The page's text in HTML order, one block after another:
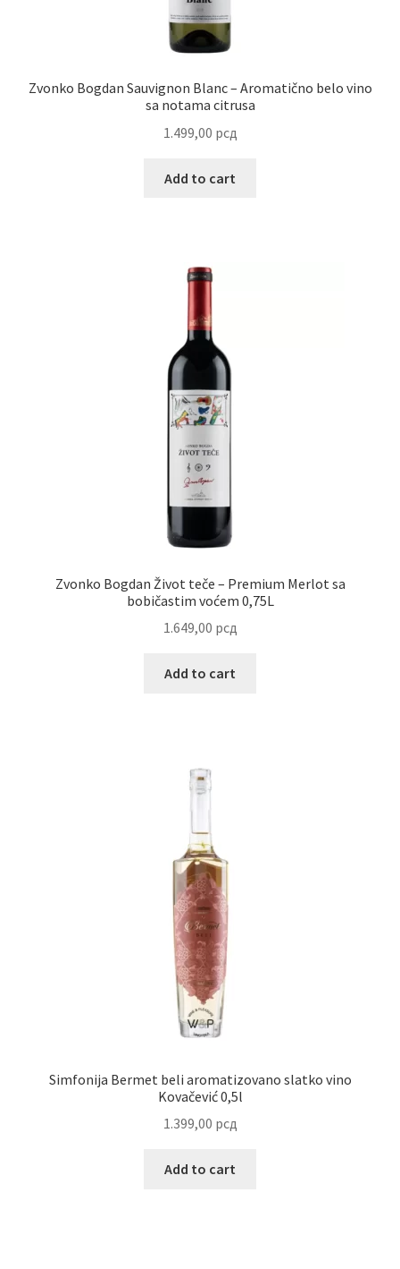
Zvonko Bogdan Sauvignon Blanc – Aromatično belo vino
sa notama citrusa
1.499,00 рсд
Add to cart
Zvonko Bogdan Život teče – Premium Merlot sa
bobičastim voćem 0,75L
1.649,00 рсд
Add to cart
Simfonija Bermet beli aromatizovano slatko vino
Kovačević 0,5l
1.399,00 рсд
Add to cart